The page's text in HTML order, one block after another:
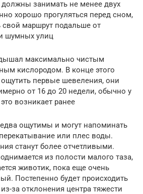
должны занимать не менее двух
хорошо прогуляться перед сном,
свой маршрут подальше от
шумных улиц
максимально чистым
кислородом. В конце этого
первые шевеления, они
от 16 до 20 недели, обычно у
возникает ранее
ощутимы и могут напоминать
или плес воды.
станут более отчетливыми.
из полости малого таза,
животик, пока еще очень
Постепенно будет происходить
за отклонения центра тяжести